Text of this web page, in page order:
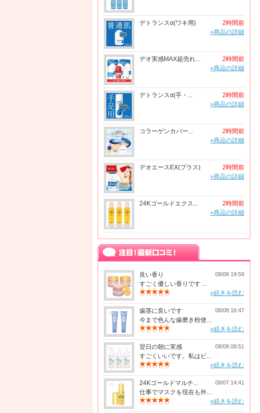
デトランスα(ワキ用)
2時間前
»商品の詳細
デオ実感MAX超売れ...
2時間前
»商品の詳細
デトランスα(手・...
2時間前
»商品の詳細
コラーゲンカバー...
2時間前
»商品の詳細
デオエースEX(プラス)
2時間前
»商品の詳細
24Kゴールドエクス...
2時間前
»商品の詳細
良い香り 08/08 19:59
すごく優しい香りです ...
»続きを読む
歯茎に良いです 08/08 16:47
今まで色んな歯磨き粉使...
»続きを読む
翌日の朝に実感 08/08 08:51
すごくいいです。私はピ...
»続きを読む
24Kゴールドマルチ... 08/07 14:41
仕事でマスクを現在も外...
»続きを読む